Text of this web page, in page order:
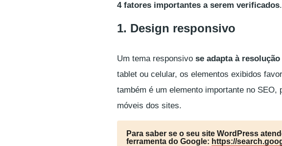
4 fatores importantes a serem verificados.
1. Design responsivo
Um tema responsivo se adapta à
tablet ou celular, os elementos exibidos
também é um elemento importante no
móveis dos sites.
Para saber se o seu site WordPress
ferramenta do Google: https://